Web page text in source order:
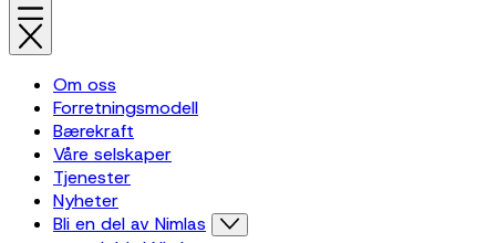
Om oss
Forretningsmodell
Bærekraft
Våre selskaper
Tjenester
Nyheter
Bli en del av Nimlas